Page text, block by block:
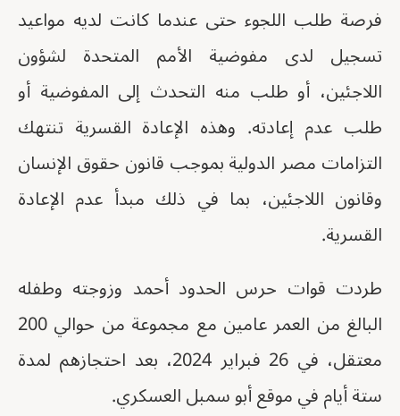
فرصة طلب اللجوء حتى عندما كانت لديه مواعيد
تسجيل لدى مفوضية الأمم المتحدة لشؤون
اللاجئين، أو طلب منه التحدث إلى المفوضية أو
طلب عدم إعادته. وهذه الإعادة القسرية تنتهك
التزامات مصر الدولية بموجب قانون حقوق الإنسان
وقانون اللاجئين، بما في ذلك مبدأ عدم الإعادة
القسرية.
طردت قوات حرس الحدود أحمد وزوجته وطفله
البالغ من العمر عامين مع مجموعة من حوالي 200
معتقل، في 26 فبراير 2024، بعد احتجازهم لمدة
ستة أيام في موقع أبو سمبل العسكري.